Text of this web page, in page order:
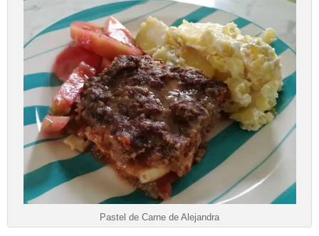
Pastel de Carne de Alejandra